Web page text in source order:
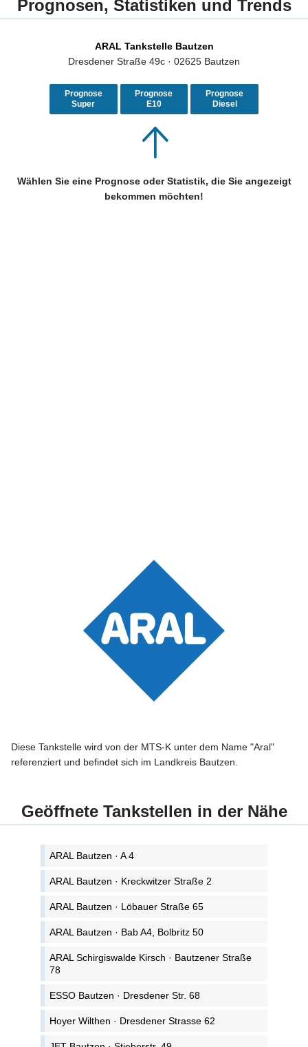
Prognosen, Statistiken und Trends
ARAL Tankstelle Bautzen
Dresdener Straße 49c · 02625 Bautzen
Prognose
Super
Prognose
E10
Prognose
Diesel
Wählen Sie eine Prognose oder Statistik, die Sie angezeigt
bekommen möchten!
Diese Tankstelle wird von der MTS-K unter dem Name "Aral"
referenziert und befindet sich im Landkreis Bautzen.
Geöffnete Tankstellen in der Nähe
ARAL Bautzen · A 4
ARAL Bautzen · Kreckwitzer Straße 2
ARAL Bautzen · Löbauer Straße 65
ARAL Bautzen · Bab A4, Bolbritz 50
ARAL Schirgiswalde Kirsch · Bautzener Straße
78
ESSO Bautzen · Dresdener Str. 68
Hoyer Wilthen · Dresdener Strasse 62